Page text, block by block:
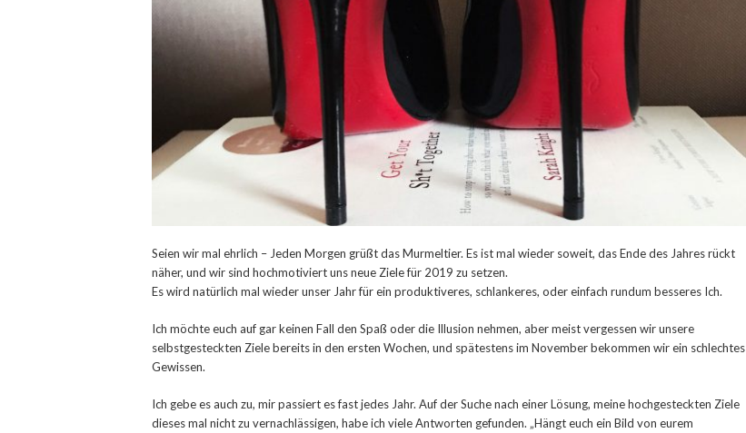
Seien wir mal ehrlich – Jeden Morgen grüßt das Murmeltier. Es ist mal wieder soweit, das Ende des Jahres rückt
näher, und wir sind hochmotiviert uns neue Ziele für 2019 zu setzen.
Es wird natürlich mal wieder unser Jahr für ein produktiveres, schlankeres, oder einfach rundum besseres Ich.
Ich möchte euch auf gar keinen Fall den Spaß oder die Illusion nehmen, aber meist vergessen wir unsere
selbstgesteckten Ziele bereits in den ersten Wochen, und spätestens im November bekommen wir ein schlechtes
Gewissen.
Ich gebe es auch zu, mir passiert es fast jedes Jahr. Auf der Suche nach einer Lösung, meine hochgesteckten Ziele
dieses mal nicht zu vernachlässigen, habe ich viele Antworten gefunden. „Hängt euch ein Bild von eurem